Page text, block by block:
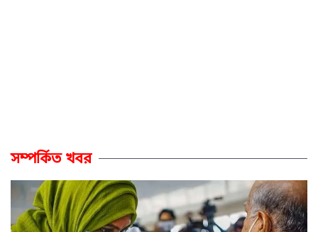
সম্পর্কিত খবর